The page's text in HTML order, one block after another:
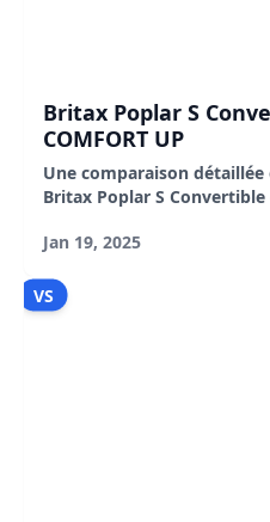
Britax Poplar S
COMFORT UP
Une comparaison
Britax Poplar S
avantages et inconvénients.
Jan 19, 2025
VS